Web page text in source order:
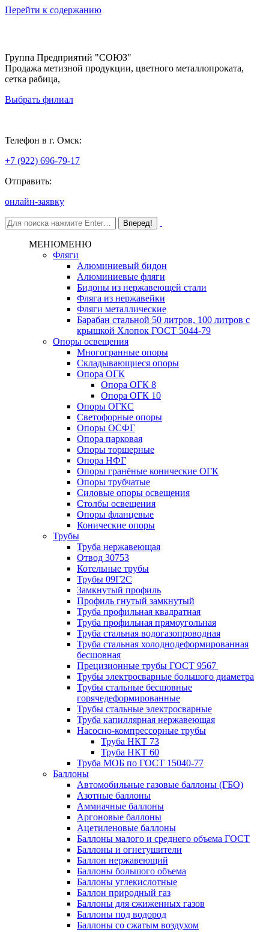
Перейти к содержанию
Группа Предприятий "СОЮЗ"
Продажа метизной продукции, цветного металлопроката,
сетка рабица,
Выбрать филиал
Телефон в г. Омск:
+7 (922) 696-79-17
Отправить:
онлайн-заявку
МЕНЮМЕНЮ
Фляги
Алюминиевый бидон
Алюминиевые фляги
Бидоны из нержавеющей стали
Фляга из нержавейки
Фляги металлические
Барабан стальной 50 литров, 100 литров с
крышкой Хлопок ГОСТ 5044-79
Опоры освещения
Многогранные опоры
Складывающиеся опоры
Опора ОГК
Опора ОГК 8
Опора ОГК 10
Опоры ОГКС
Светофорные опоры
Опоры ОСФГ
Опора парковая
Опоры торшерные
Опора НФГ
Опоры гранёные конические ОГК
Опоры трубчатые
Силовые опоры освещения
Столбы освещения
Опоры фланцевые
Конические опоры
Трубы
Труба нержавеющая
Отвод 30753
Котельные трубы
Трубы 09Г2С
Замкнутый профиль
Профиль гнутый замкнутый
Труба профильная квадратная
Труба профильная прямоугольная
Труба стальная водогазопроводная
Труба стальная холоднодеформированная
бесшовная
Прецизионные трубы ГОСТ 9567
Трубы электросварные большого диаметра
Трубы стальные бесшовные
горячедеформированные
Трубы стальные электросварные
Труба капиллярная нержавеющая
Насосно-компрессорные трубы
Труба НКТ 73
Труба НКТ 60
Труба МОБ по ГОСТ 15040-77
Баллоны
Автомобильные газовые баллоны (ГБО)
Азотные баллоны
Аммиачные баллоны
Аргоновые баллоны
Ацетиленовые баллоны
Баллоны малого и среднего объема ГОСТ
Баллоны и огнетушители
Баллон нержавеющий
Баллоны большого объема
Баллоны углекислотные
Баллон природный газ
Баллоны для сжиженных газов
Баллоны под водород
Баллоны со сжатым воздухом